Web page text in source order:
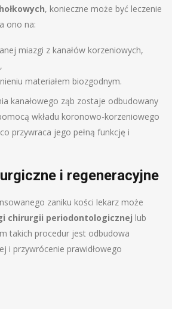
, konieczne może być leczenie
ono na:
miazgi z kanałów korzeniowych,
materiałem biozgodnym.
kanałowego ząb zostaje odbudowany
wkładu koronowo-korzeniowego
przywraca jego pełną funkcję i
i regeneracyjne
zaniku kości lekarz może
chirurgii periodontologicznej lub
takich procedur jest odbudowa
i przywrócenie prawidłowego